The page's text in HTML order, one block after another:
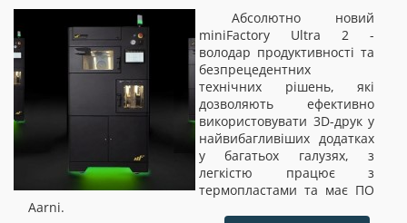
Абсолютно новий
miniFactory Ultra 2 -
володар продуктивності та
безпрецедентних
технічних рішень, які
дозволяють ефективно
використовувати 3D-друк у
найвибагливіших додатках
у багатьох галузях, з
легкістю працює з
термопластами та має ПО
Aarni.